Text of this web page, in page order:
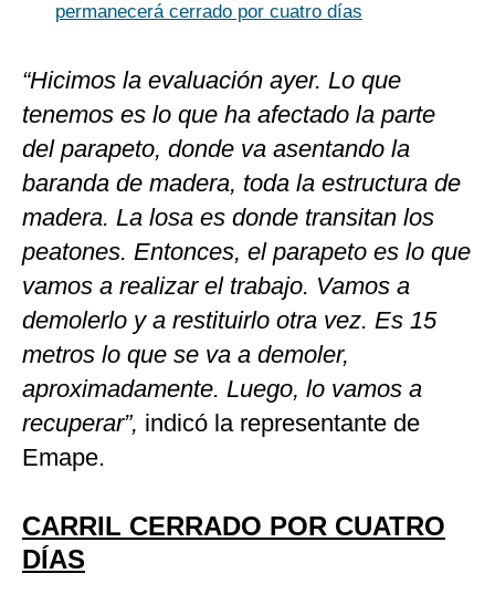
permanecerá cerrado por cuatro días
“Hicimos la evaluación ayer. Lo que
tenemos es lo que ha afectado la parte
del parapeto, donde va asentando la
baranda de madera, toda la estructura de
madera. La losa es donde transitan los
peatones. Entonces, el parapeto es lo que
vamos a realizar el trabajo. Vamos a
demolerlo y a restituirlo otra vez. Es 15
metros lo que se va a demoler,
aproximadamente. Luego, lo vamos a
recuperar”, indicó la representante de
Emape.
CARRIL CERRADO POR CUATRO
DÍAS